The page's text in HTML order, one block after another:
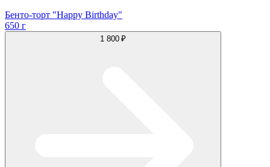
Бенто-торт "Happy Birthday"
650 г
1 800 ₽